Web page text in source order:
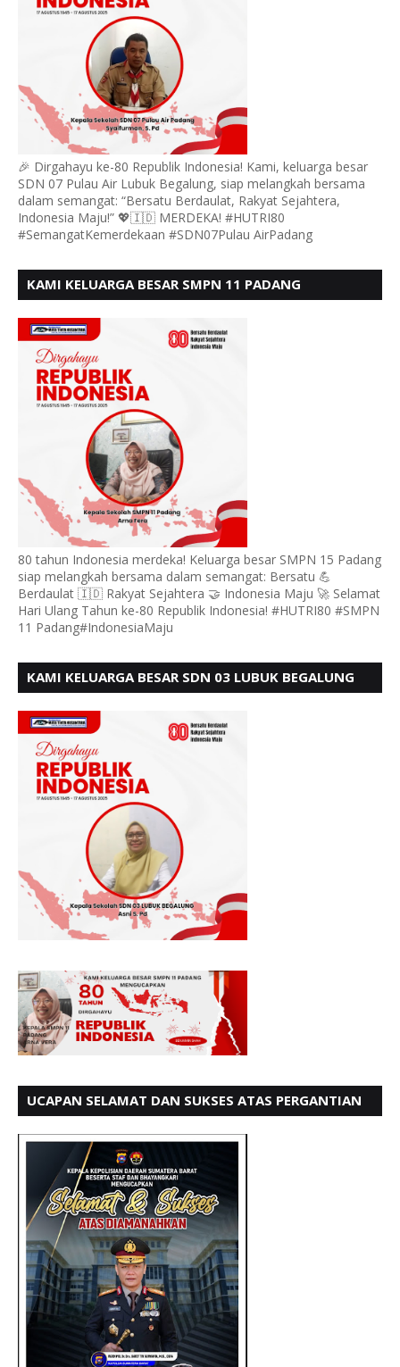
🎉 Dirgahayu ke-80 Republik Indonesia! Kami, keluarga besar
SDN 07 Pulau Air Lubuk Begalung, siap melangkah bersama
dalam semangat: “Bersatu Berdaulat, Rakyat Sejahtera,
Indonesia Maju!” 💖🇮🇩 MERDEKA! #HUTRI80
#SemangatKemerdekaan #SDN07Pulau AirPadang
KAMI KELUARGA BESAR SMPN 11 PADANG
BERDAULAT
80 tahun Indonesia merdeka! Keluarga besar SMPN 15 Padang
siap melangkah bersama dalam semangat: Bersatu 💪
Berdaulat 🇮🇩 Rakyat Sejahtera 🤝 Indonesia Maju 🚀 Selamat
Hari Ulang Tahun ke-80 Republik Indonesia! #HUTRI80 #SMPN
11 Padang#IndonesiaMaju
KAMI KELUARGA BESAR SDN 03 LUBUK BEGALUNG
UCAPAN SELAMAT DAN SUKSES ATAS PERGANTIAN